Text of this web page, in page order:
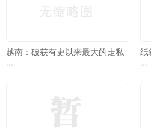
越南：破获有史以来最大的走私
···
纸
···